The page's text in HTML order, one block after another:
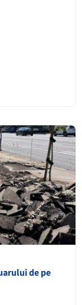
de pe